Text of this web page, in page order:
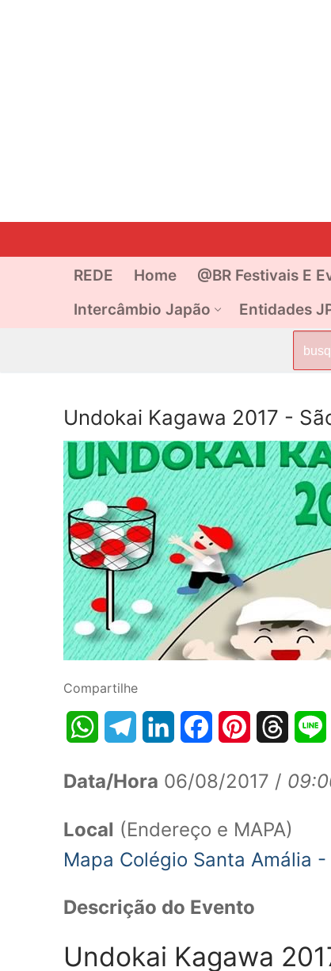
REDE Home @BR Festivais E
Intercâmbio Japão
Entidades
por:
Undokai Kagawa 2017 -
Compartilhe
WhatsAppTelegramLinkedInFacebookPinterestThreads
Data/Hora 06/08/2017 /
Local (Endereço e MAPA)
Mapa Colégio Santa Amália -
Descrição do Evento
Undokai Kagawa